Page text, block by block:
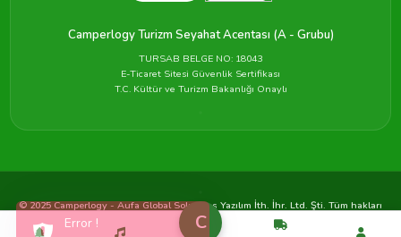
C
Camperlogy Turizm Seyahat Acentası (A - Grubu)
TURSAB BELGE NO: 18043
E-Ticaret Sitesi Güvenlik Sertifikası
T.C. Kültür ve Turizm Bakanlığı Onaylı
© 2025 Camperlogy - Aufa Global Solutions Yazılım İth. İhr. Ltd. Şti. Tüm hakları
saklıdır.
Error !